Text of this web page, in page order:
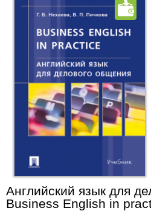
Английский язык для
Business English in